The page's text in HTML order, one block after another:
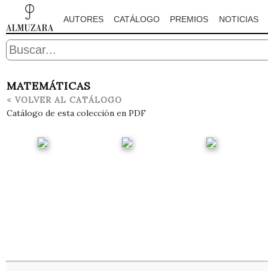
AUTORES CATÁLOGO PREMIOS NOTICIAS
MATEMÁTICAS
< VOLVER AL CATÁLOGO
Catálogo de esta colección en PDF